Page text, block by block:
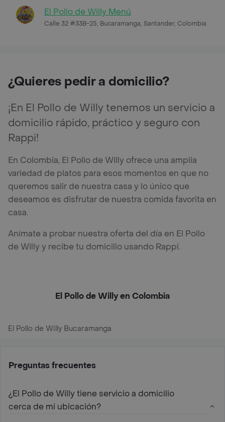
El Pollo de Willy Menú
Calle 32 #33B-25, Bucaramanga, Santander, Colombia
¿Quieres pedir a domicilio?
¡En El Pollo de Willy tenemos un servicio a
domicilio rápido, práctico y seguro con
Rappi!
En Colombia, El Pollo de Willy ofrece una amplia
variedad de platos para esos momentos en que no
queremos salir de nuestra casa y lo único que
deseamos es disfrutar de nuestra comida favorita en
casa.
Anímate a probar nuestra oferta del día en El Pollo
de Willy y recibe tu domicilio usando Rappi.
El Pollo de Willy en Colombia
El Pollo de Willy Bucaramanga
Preguntas frecuentes
¿El Pollo de Willy tiene servicio a domicilio
cerca de mi ubicación?